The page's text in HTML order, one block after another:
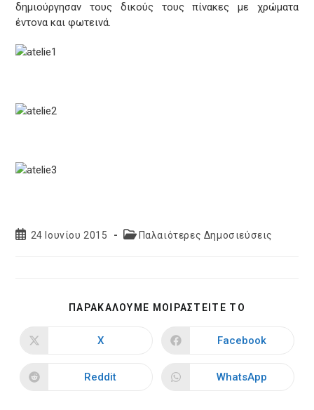
δημιούργησαν τους δικούς τους πίνακες με χρώματα
έντονα και φωτεινά.
Post24 Ιουνίου 2015
PostΠαλαιότερες Δημοσιεύσεις
ΠΑΡΑΚΑΛΟΥΜΕ ΜΟΙΡΑΣΤΕΙΤΕ ΤΟ
CONTENT
Opens
new
window
X
Opens
new
window
Facebook
Opens
Reddit
Opens
WhatsApp